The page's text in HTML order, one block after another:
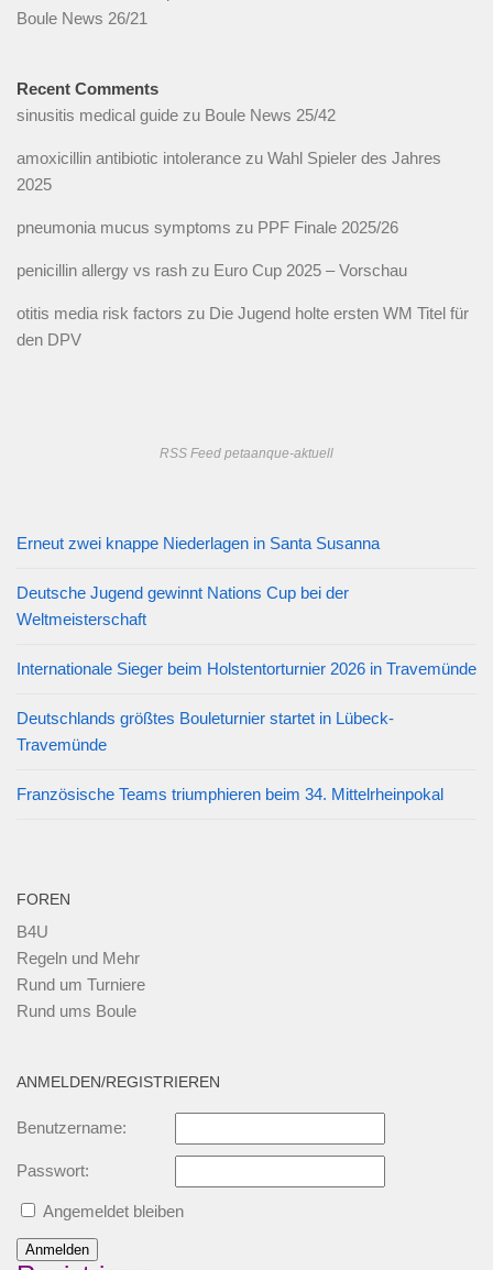
Boule News 26/21
Recent Comments
sinusitis medical guide zu Boule News 25/42
amoxicillin antibiotic intolerance zu Wahl Spieler des Jahres
2025
pneumonia mucus symptoms zu PPF Finale 2025/26
penicillin allergy vs rash zu Euro Cup 2025 – Vorschau
otitis media risk factors zu Die Jugend holte ersten WM Titel für
den DPV
RSS Feed petaanque-aktuell
Erneut zwei knappe Niederlagen in Santa Susanna
Deutsche Jugend gewinnt Nations Cup bei der
Weltmeisterschaft
Internationale Sieger beim Holstentorturnier 2026 in Travemünde
Deutschlands größtes Bouleturnier startet in Lübeck-
Travemünde
Französische Teams triumphieren beim 34. Mittelrheinpokal
FOREN
B4U
Regeln und Mehr
Rund um Turniere
Rund ums Boule
ANMELDEN/REGISTRIEREN
Benutzername:
Passwort:
Angemeldet bleiben
Anmelden